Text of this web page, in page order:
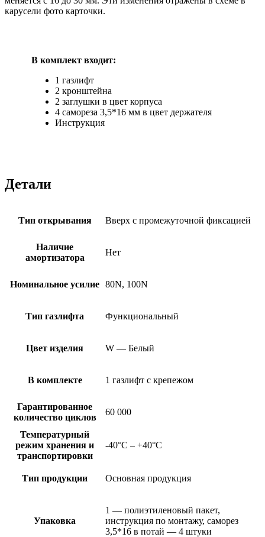
карусели фото карточки.
В комплект входит:
1 газлифт
2 кронштейна
2 заглушки в цвет корпуса
4 самореза 3,5*16 мм в цвет держателя
Инструкция
Детали
Тип открывания Вверх с промежуточной фиксацией
Наличие
амортизатора
Нет
Номинальное усилие 80N, 100N
Тип газлифта Функциональный
Цвет изделия W — Белый
В комплекте 1 газлифт с крепежом
Гарантированное
количество циклов
60 000
Температурный
режим хранения и
транспортировки
-40°C – +40°C
Тип продукции Основная продукция
Упаковка
1 — полиэтиленовый пакет,
инструкция по монтажу, саморез
3,5*16 в потай — 4 штуки